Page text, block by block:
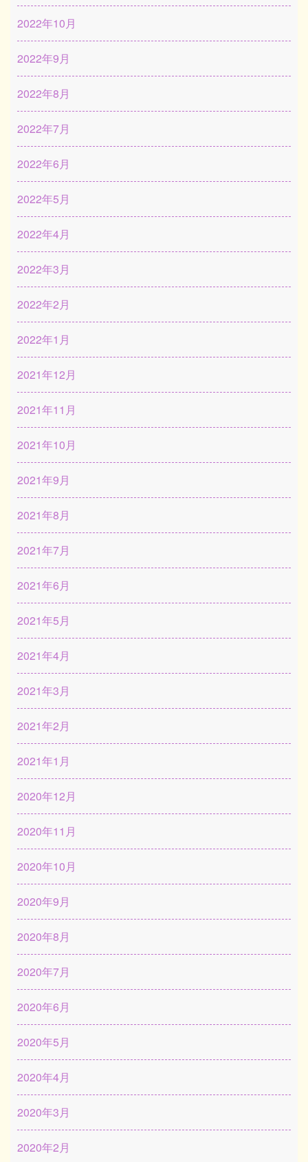
2022年10月
2022年9月
2022年8月
2022年7月
2022年6月
2022年5月
2022年4月
2022年3月
2022年2月
2022年1月
2021年12月
2021年11月
2021年10月
2021年9月
2021年8月
2021年7月
2021年6月
2021年5月
2021年4月
2021年3月
2021年2月
2021年1月
2020年12月
2020年11月
2020年10月
2020年9月
2020年8月
2020年7月
2020年6月
2020年5月
2020年4月
2020年3月
2020年2月